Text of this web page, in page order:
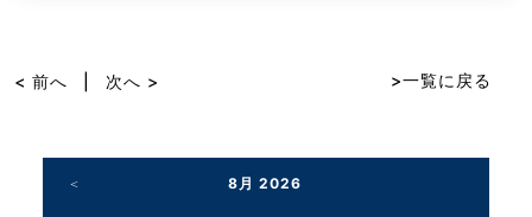
b
o
>一覧に戻る
< 前へ 次へ >
8月 2026